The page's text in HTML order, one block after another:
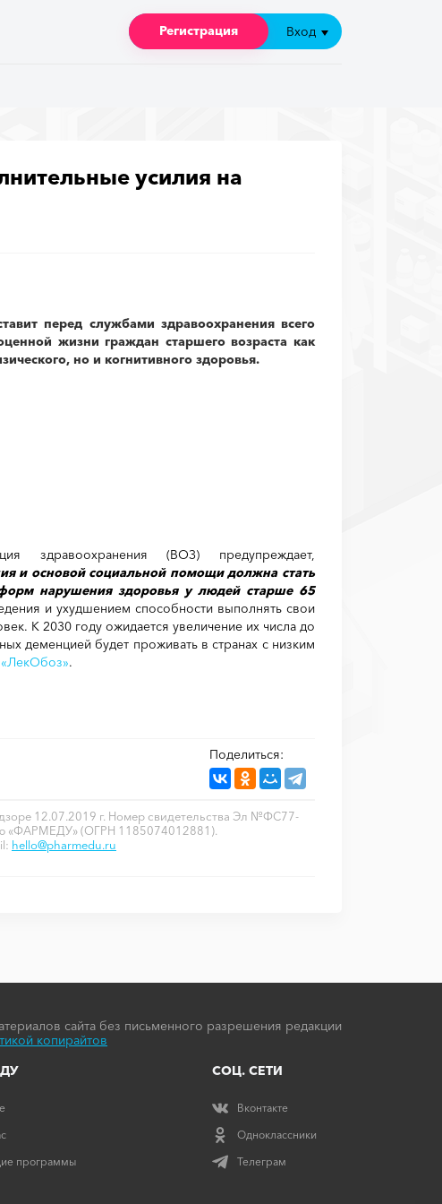
Регистрация Вход
Регистрация Вход
усилия на
перед службами здравоохранения всего
жизни граждан старшего возраста как
но и когнитивного здоровья.
здравоохранения (ВОЗ) предупреждает,
и основой социальной помощи должна стать
нарушения здоровья у людей старше 65
и ухудшением способности выполнять свои
К 2030 году ожидается увеличение их числа до
деменцией будет проживать в странах с низким
«ЛекОбоз».
Поделиться:
12.07.2019 г. Номер свидетельства Эл №ФС77-
«ФАРМЕДУ» (ОГРН 1185074012881).
hello@pharmedu.ru
сайта без письменного разрешения редакции
копирайтов
программы
СОЦ. СЕТИ
Вконтакте
Одноклассники
Телеграм